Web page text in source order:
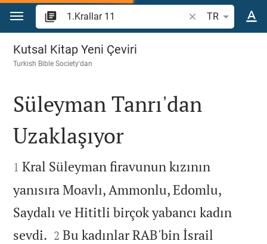
İçeriğe atla
İncil ayeti veya
TR
1.Krallar 11
Kutsal Kitap Yeni Çeviri
Turkish Bible Society'dan

Süleyman Tanrı'dan
Uzaklaşıyor

1 Kral Süleyman firavunun kızının
yanısıra Moavlı, Ammonlu, Edomlu,
Saydalı ve Hititli birçok yabancı kadın
sevdi. 

2 Bu kadınlar RAB'bin İsrail